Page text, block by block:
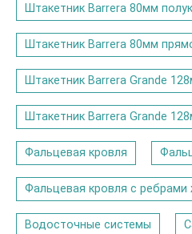
Штакетник Barrera 80мм
Штакетник Barrera 80мм
Штакетник Barrera Grande
Штакетник Barrera Grande
Фальцевая кровля
Фальцевая кровля с ребрами
Водосточные системы